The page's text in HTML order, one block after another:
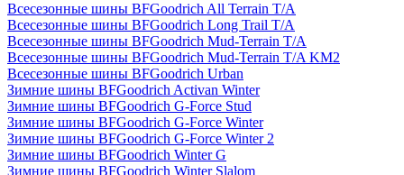
Всесезонные шины BFGoodrich All Terrain T/A
Всесезонные шины BFGoodrich Long Trail T/A
Всесезонные шины BFGoodrich Mud-Terrain T/A
Всесезонные шины BFGoodrich Mud-Terrain T/A KM2
Всесезонные шины BFGoodrich Urban
Зимние шины BFGoodrich Activan Winter
Зимние шины BFGoodrich G-Force Stud
Зимние шины BFGoodrich G-Force Winter
Зимние шины BFGoodrich G-Force Winter 2
Зимние шины BFGoodrich Winter G
Зимние шины BFGoodrich Winter Slalom